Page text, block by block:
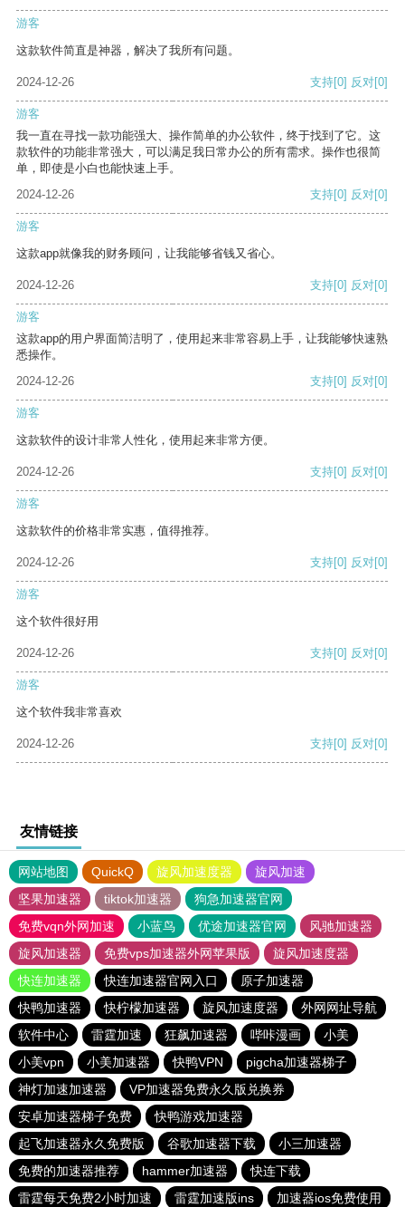
游客
这款软件简直是神器，解决了我所有问题。
2024-12-26 支持[0] 反对[0]
游客
我一直在寻找一款功能强大、操作简单的办公软件，终于找到了它。这
款软件的功能非常强大，可以满足我日常办公的所有需求。操作也很简
单，即使是小白也能快速上手。
2024-12-26
支持[0] 反对[0]
游客
这款app就像我的财务顾问，让我能够省钱又省心。
2024-12-26 支持[0] 反对[0]
游客
这款app的用户界面简洁明了，使用起来非常容易上手，让我能够快速熟
悉操作。
2024-12-26
支持[0] 反对[0]
游客
这款软件的设计非常人性化，使用起来非常方便。
2024-12-26 支持[0] 反对[0]
游客
这款软件的价格非常实惠，值得推荐。
2024-12-26 支持[0] 反对[0]
游客
这个软件很好用
2024-12-26 支持[0] 反对[0]
游客
这个软件我非常喜欢
2024-12-26 支持[0] 反对[0]
友情链接
网站地图 QuickQ 旋风加速度器
旋风加速
坚果加速器
tiktok加速器
狗急加速器官网
免费vqn外网加速
小蓝鸟 优途加速器官网
风驰加速器
旋风加速器
免费vps加速器外网苹果版
旋风加速度器
快连加速器
快连加速器官网入口
原子加速器
快鸭加速器
快柠檬加速器 旋风加速度器
外网网址导航
软件中心
雷霆加速 狂飙加速器 哔咔漫画
小美
小美vpn
小美加速器 快鸭VPN
pigcha加速器梯子
神灯加速加速器
VP加速器免费永久版兑换券
安卓加速器梯子免费
快鸭游戏加速器
起飞加速器永久免费版
谷歌加速器下载
小三加速器
免费的加速器推荐
hammer加速器
快连下载
雷霆每天免费2小时加速
雷霆加速版ins 加速器ios免费使用